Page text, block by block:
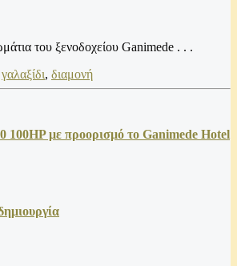
του ξενοδοχείου Ganimede . . .
γαλαξίδι, διαμονή
100HP με προορισμό το Ganimede Hotel